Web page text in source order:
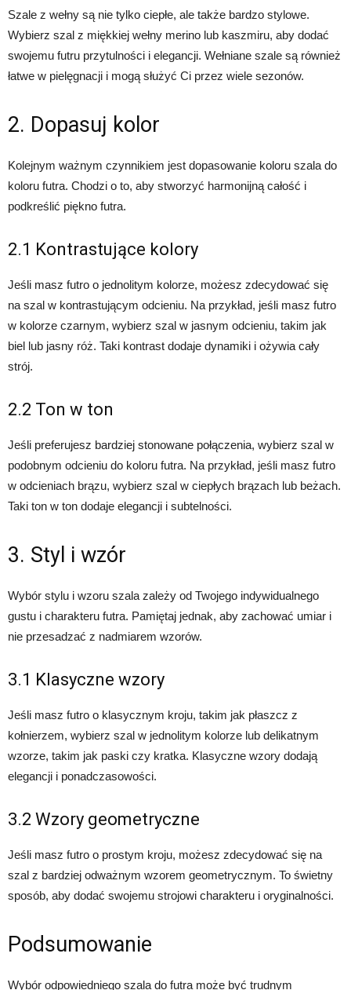
Szale z wełny są nie tylko ciepłe, ale także bardzo stylowe.
Wybierz szal z miękkiej wełny merino lub kaszmiru, aby dodać
swojemu futru przytulności i elegancji. Wełniane szale są również
łatwe w pielęgnacji i mogą służyć Ci przez wiele sezonów.
2. Dopasuj kolor
Kolejnym ważnym czynnikiem jest dopasowanie koloru szala do
koloru futra. Chodzi o to, aby stworzyć harmonijną całość i
podkreślić piękno futra.
2.1 Kontrastujące kolory
Jeśli masz futro o jednolitym kolorze, możesz zdecydować się
na szal w kontrastującym odcieniu. Na przykład, jeśli masz futro
w kolorze czarnym, wybierz szal w jasnym odcieniu, takim jak
biel lub jasny róż. Taki kontrast dodaje dynamiki i ożywia cały
strój.
2.2 Ton w ton
Jeśli preferujesz bardziej stonowane połączenia, wybierz szal w
podobnym odcieniu do koloru futra. Na przykład, jeśli masz futro
w odcieniach brązu, wybierz szal w ciepłych brązach lub beżach.
Taki ton w ton dodaje elegancji i subtelności.
3. Styl i wzór
Wybór stylu i wzoru szala zależy od Twojego indywidualnego
gustu i charakteru futra. Pamiętaj jednak, aby zachować umiar i
nie przesadzać z nadmiarem wzorów.
3.1 Klasyczne wzory
Jeśli masz futro o klasycznym kroju, takim jak płaszcz z
kołnierzem, wybierz szal w jednolitym kolorze lub delikatnym
wzorze, takim jak paski czy kratka. Klasyczne wzory dodają
elegancji i ponadczasowości.
3.2 Wzory geometryczne
Jeśli masz futro o prostym kroju, możesz zdecydować się na
szal z bardziej odważnym wzorem geometrycznym. To świetny
sposób, aby dodać swojemu strojowi charakteru i oryginalności.
Podsumowanie
Wybór odpowiedniego szala do futra może być trudnym